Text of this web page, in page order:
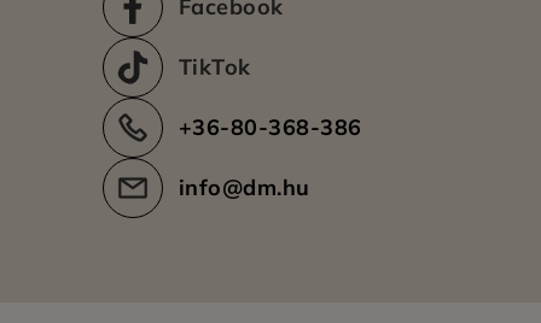
Facebook
TikTok
+36-80-368-386
info@dm.hu